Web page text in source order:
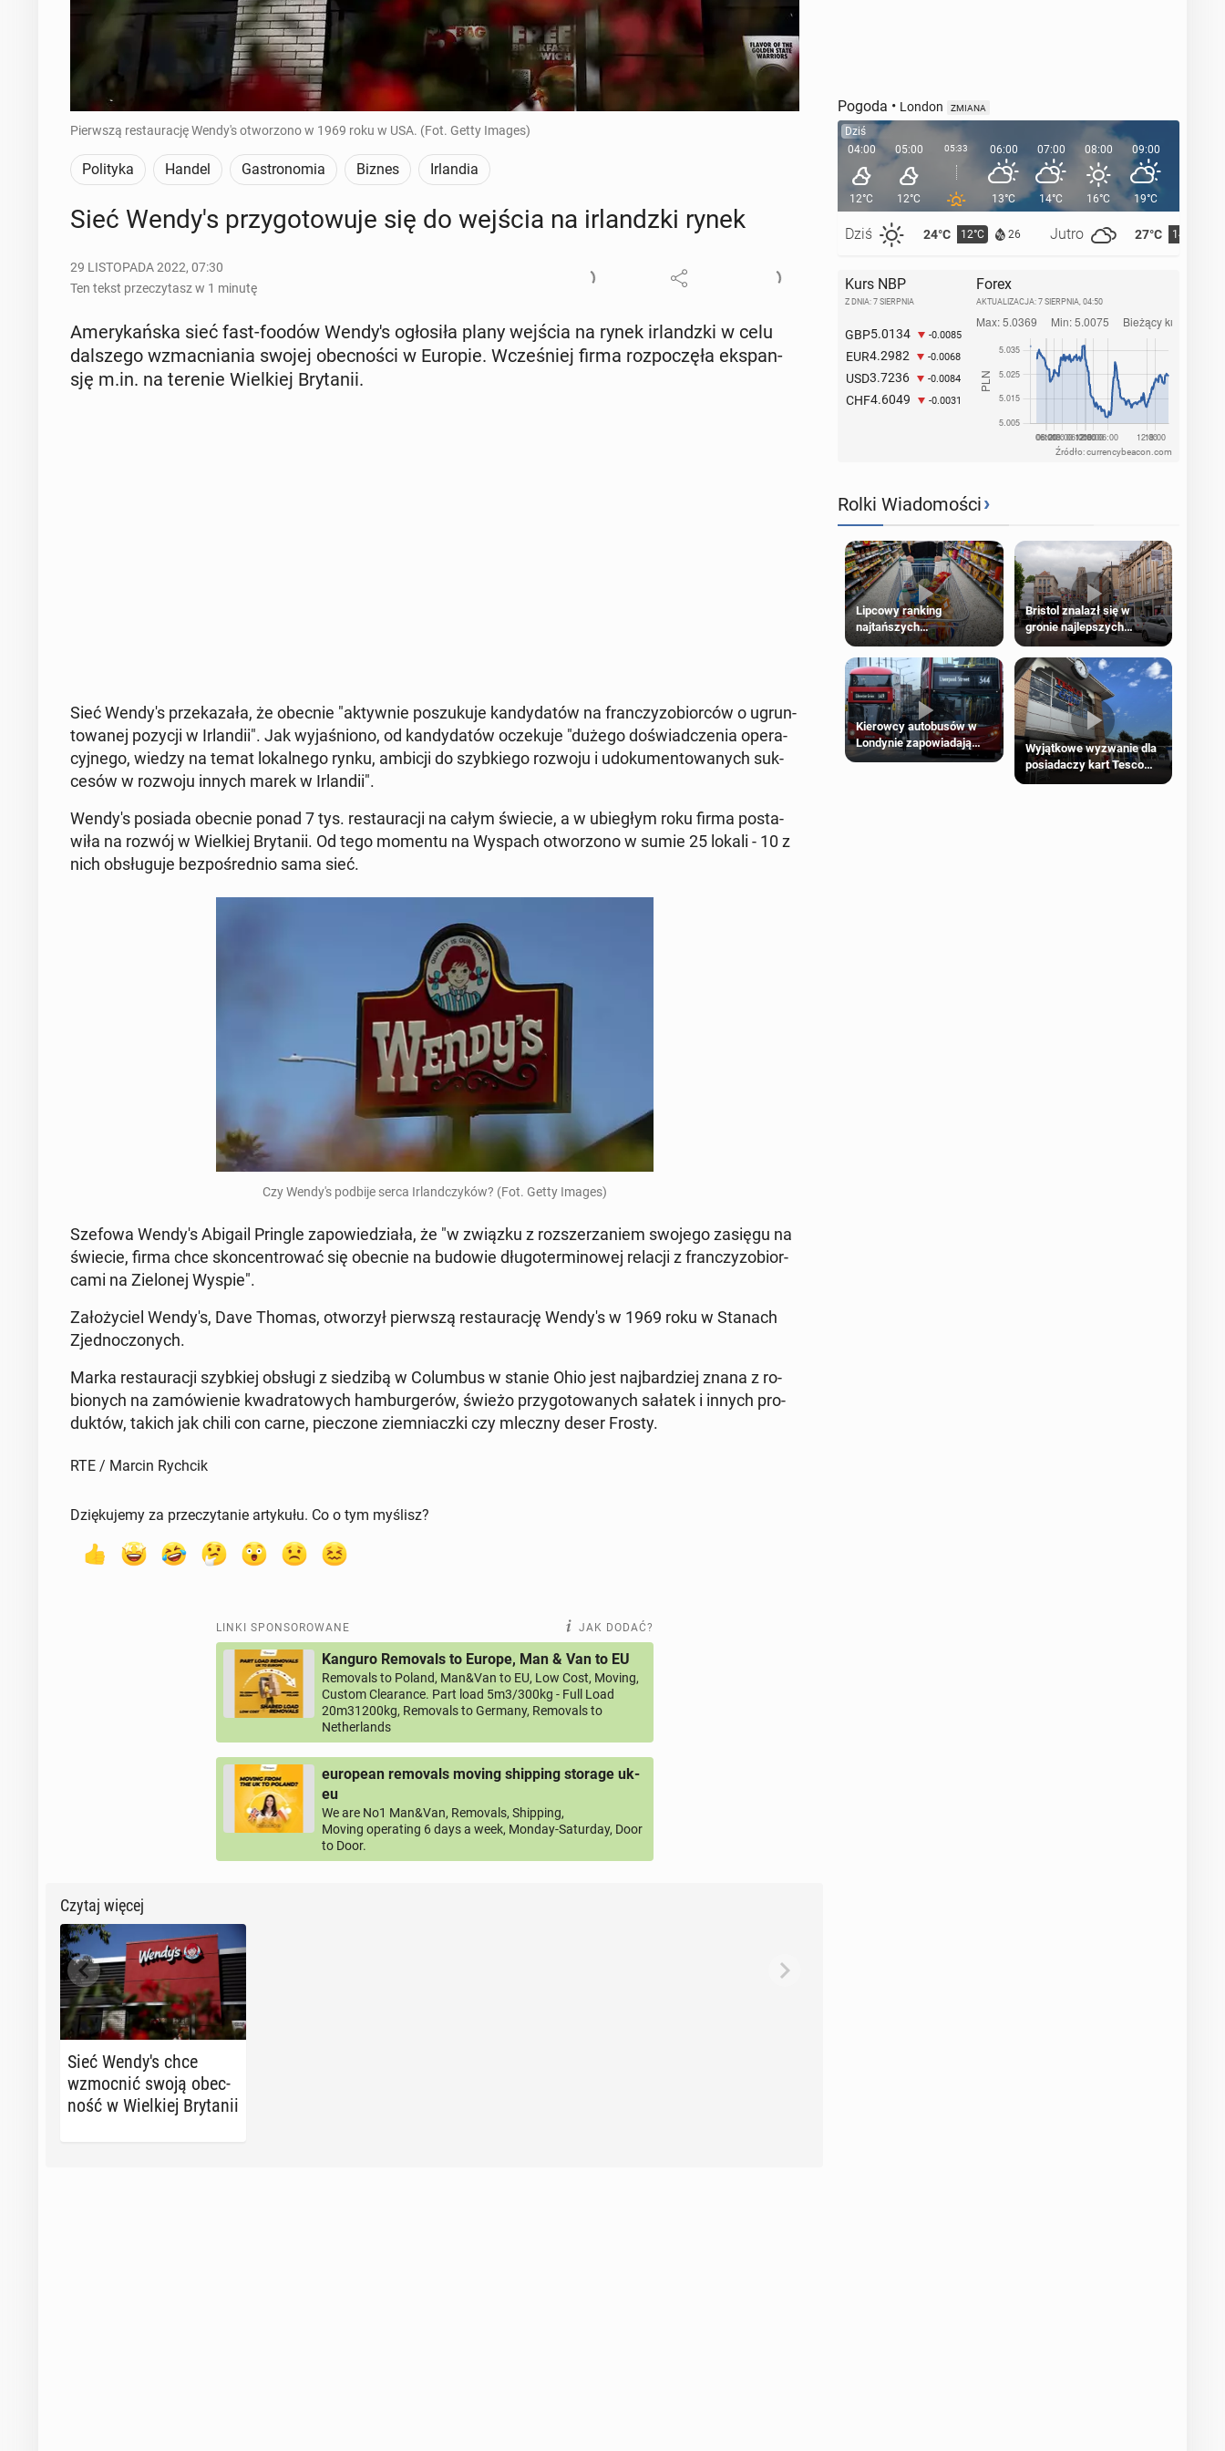
Pierwszą restaurację Wendy's otworzono w 1969 roku w USA. (Fot. Getty Images)
Polityka Handel Gastronomia Biznes Irlandia
Sieć Wendy's przy­go­to­wu­je się do wejścia na ir­landz­ki rynek
29 LISTOPADA 2022, 07:30
Ten tekst przeczytasz w 1 minutę
Ame­ry­kań­ska sieć fast-foodów Wendy's ogło­si­ła plany wejścia na rynek ir­landz­ki w celu
dal­sze­go wzmac­nia­nia swojej obec­no­ści w Europie. Wcze­śniej firma roz­po­czę­ła eks­pan­
sję m.in. na terenie Wiel­kiej Bry­ta­nii.
Sieć Wendy's prze­ka­za­ła, że obecnie "ak­tyw­nie po­szu­ku­je kan­dy­da­tów na fran­czy­zo­bior­ców o ugrun­
to­wa­nej pozycji w Ir­lan­dii". Jak wy­ja­śnio­no, od kan­dy­da­tów ocze­ku­je "dużego do­świad­cze­nia ope­ra­
cyj­ne­go, wiedzy na temat lo­kal­ne­go rynku, ambicji do szyb­kie­go rozwoju i udo­ku­men­to­wa­nych suk­
ce­sów w rozwoju innych marek w Ir­lan­dii".
Wendy's posiada obecnie ponad 7 tys. re­stau­ra­cji na całym świecie, a w ubie­głym roku firma po­sta­
wi­ła na rozwój w Wiel­kiej Bry­ta­nii. Od tego momentu na Wyspach otwo­rzo­no w sumie 25 lokali - 10 z
nich ob­słu­gu­je bez­po­śred­nio sama sieć.
Czy Wendy's podbije serca Ir­land­czy­ków? (Fot. Getty Images)
Szefowa Wendy's Abigail Pringle za­po­wie­dzia­ła, że "w związku z roz­sze­rza­niem swojego zasięgu na
świecie, firma chce skon­cen­tro­wać się obecnie na budowie dłu­go­ter­mi­no­wej relacji z fran­czy­zo­bior­
ca­mi na Zie­lo­nej Wyspie".
Za­ło­ży­ciel Wendy's, Dave Thomas, otwo­rzył pierw­szą re­stau­ra­cję Wendy's w 1969 roku w Stanach
Zjed­no­czo­nych.
Marka re­stau­ra­cji szyb­kiej obsługi z sie­dzi­bą w Co­lum­bus w stanie Ohio jest naj­bar­dziej znana z ro­
bio­nych na za­mó­wie­nie kwa­dra­to­wych ham­bur­ge­rów, świeżo przy­go­to­wa­nych sałatek i innych pro­
duk­tów, takich jak chili con carne, pie­czo­ne ziem­niacz­ki czy mleczny deser Frosty.
RTE / Marcin Rychcik
Dziękujemy za przeczytanie artykułu. Co o tym myślisz?
LINKI SPONSOROWANE JAK DODAĆ?
Kanguro Removals to Europe, Man & Van to EU
Removals to Poland, Man&Van to EU, Low Cost, Moving,
Custom Clearance. Part load 5m3/300kg - Full Load
20m31200kg, Removals to Germany, Removals to
Netherlands
european removals moving shipping storage uk-
eu
We are No1 Man&Van, Removals, Shipping,
Moving operating 6 days a week, Monday-Saturday, Door
to Door.
Czytaj więcej
Sieć Wendy's chce
wzmoc­nić swoją obec­
ność w Wiel­kiej Bry­ta­nii
Pogoda • London ZMIANA
Dziś
04:00
12°C
Dziś 24°C 12°C 26 Jutro 27°C 14°C
05:00
12°C
05:33 06:00
13°C
07:00
14°C
08:00
16°C
09:00
19°C
Kurs NBP
Z DNIA: 7 SIERPNIA
GBP5.0134 -0.0085
EUR4.2982 -0.0068
USD3.7236 -0.0084
CHF4.6049 -0.0031
Forex
AKTUALIZACJA: 7 SIERPNIA, 04:50
Źródło: currencybeacon.com
Rolki Wiadomości›
Lipcowy ranking
najtańszych
supermarketów
Bristol znalazł się w
gronie najlepszych
kierunków podróży na
świecie
Kierowcy autobusów w
Londynie zapowiadają
strajki
Wyjątkowe wyzwanie dla
posiadaczy kart Tesco
Clubcard!